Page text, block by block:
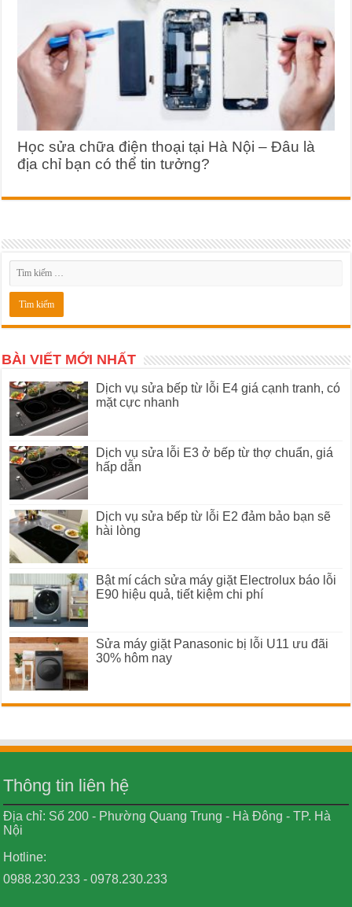
Học sửa chữa điện thoại tại Hà Nội – Đâu là
địa chỉ bạn có thể tin tưởng?
BÀI VIẾT MỚI NHẤT
Dịch vụ sửa bếp từ lỗi E4 giá cạnh tranh, có
mặt cực nhanh
Dịch vụ sửa lỗi E3 ở bếp từ thợ chuẩn, giá
hấp dẫn
Dịch vụ sửa bếp từ lỗi E2 đảm bảo bạn sẽ
hài lòng
Bật mí cách sửa máy giặt Electrolux báo lỗi
E90 hiệu quả, tiết kiệm chi phí
Sửa máy giặt Panasonic bị lỗi U11 ưu đãi
30% hôm nay
Thông tin liên hệ
Địa chỉ: Số 200 - Phường Quang Trung - Hà Đông - TP. Hà
Nội
Hotline:
0988.230.233 - 0978.230.233